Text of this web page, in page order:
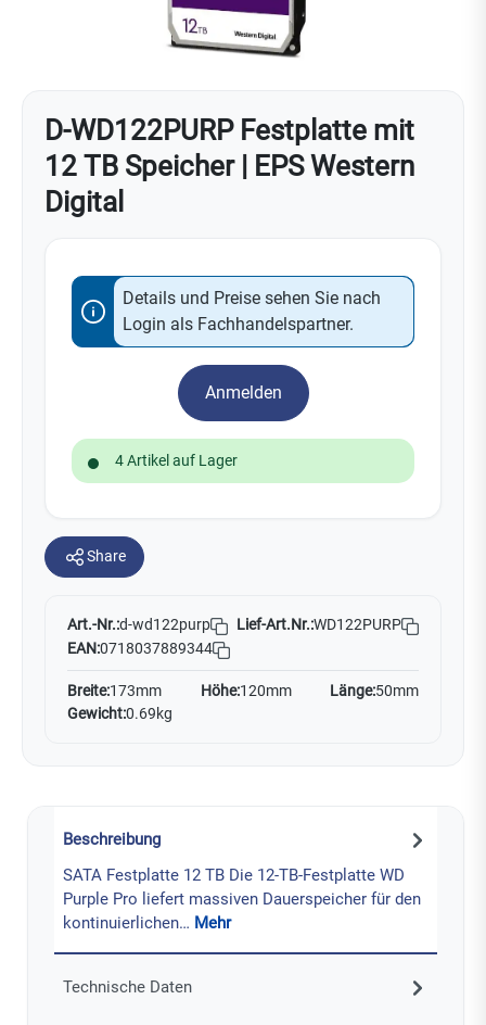
D-WD122PURP Festplatte mit
12 TB Speicher | EPS Western
Digital
Details und Preise sehen Sie nach
Login als Fachhandelspartner.
Anmelden
4 Artikel auf Lager
Share
Art.-Nr.:d-wd122purp Lief-Art.Nr.:WD122PURP
EAN:0718037889344
Breite:173mm Höhe:120mm Länge:50mm
Gewicht:0.69kg
Beschreibung
SATA Festplatte 12 TB Die 12-TB-Festplatte WD
Purple Pro liefert massiven Dauer­speicher für den
kontinuierlichen… Mehr
Technische Daten